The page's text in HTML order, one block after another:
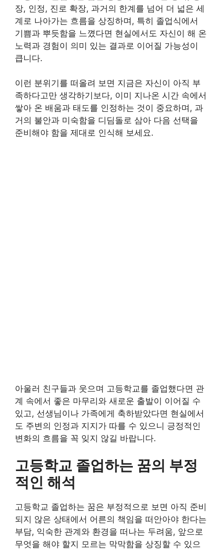
장, 인정, 진로 확장, 과거의 한계를 넘어 더 넓은 세
계로 나아가는 흐름을 상징하며, 특히 졸업식에서
기쁨과 뿌듯함을 느꼈다면 현실에서도 자신이 해 온
노력과 경험이 의미 있는 결과로 이어질 가능성이
큽니다.
이런 분위기를 떠올려 보면 지금은 자신이 아직 부
족하다고만 생각하기보다, 이미 지나온 시간 속에서
쌓아 온 배움과 태도를 인정하는 것이 중요하며, 과
거의 불안과 미숙함을 디딤돌로 삼아 다음 선택을
준비해야 함을 제대로 인식해 보세요.
아울러 친구들과 웃으며 고등학교를 졸업했다면 관
계 속에서 좋은 마무리와 새로운 출발이 이어질 수
있고, 선생님이나 가족에게 축하받았다면 현실에서
도 주변의 인정과 지지가 따를 수 있으니 긍정적인
변화의 흐름을 꼭 잊지 않길 바랍니다.
고등학교 졸업하는 꿈의 부정
적인 해석
고등학교 졸업하는 꿈은 부정적으로 보면 아직 준비
되지 않은 상태에서 어른의 책임을 떠안아야 한다는
부담, 익숙한 관계와 환경을 떠나는 두려움, 앞으로
무엇을 해야 할지 모르는 막막함을 상징할 수 있으